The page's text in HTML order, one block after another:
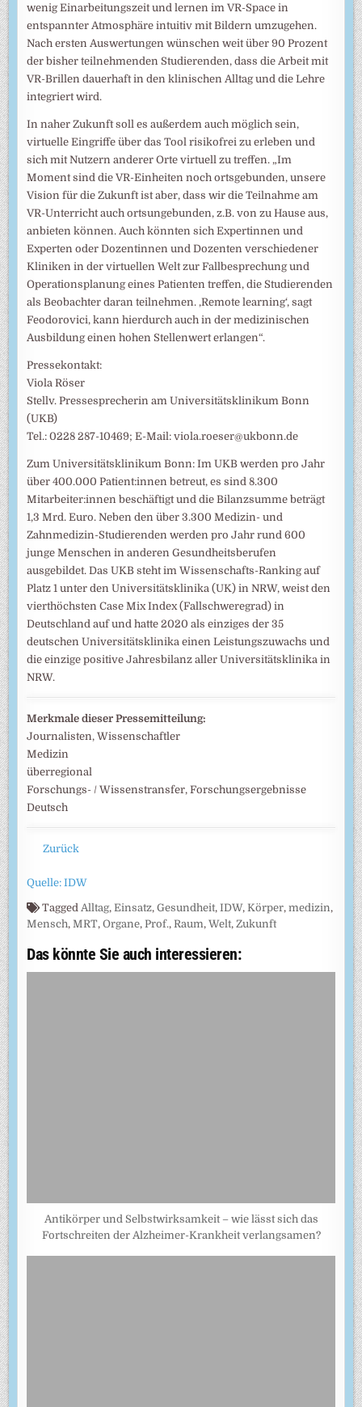
wenig Einarbeitungszeit und lernen im VR-Space in
entspannter Atmosphäre intuitiv mit Bildern umzugehen.
Nach ersten Auswertungen wünschen weit über 90 Prozent
der bisher teilnehmenden Studierenden, dass die Arbeit mit
VR-Brillen dauerhaft in den klinischen Alltag und die Lehre
integriert wird.
In naher Zukunft soll es außerdem auch möglich sein,
virtuelle Eingriffe über das Tool risikofrei zu erleben und
sich mit Nutzern anderer Orte virtuell zu treffen. „Im
Moment sind die VR-Einheiten noch ortsgebunden, unsere
Vision für die Zukunft ist aber, dass wir die Teilnahme am
VR-Unterricht auch ortsungebunden, z.B. von zu Hause aus,
anbieten können. Auch könnten sich Expertinnen und
Experten oder Dozentinnen und Dozenten verschiedener
Kliniken in der virtuellen Welt zur Fallbesprechung und
Operationsplanung eines Patienten treffen, die Studierenden
als Beobachter daran teilnehmen. ‚Remote learning‘, sagt
Feodorovici, kann hierdurch auch in der medizinischen
Ausbildung einen hohen Stellenwert erlangen“.
Pressekontakt:
Viola Röser
Stellv. Pressesprecherin am Universitätsklinikum Bonn
(UKB)
Tel.: 0228 287-10469; E-Mail: viola.roeser@ukbonn.de
Zum Universitätsklinikum Bonn: Im UKB werden pro Jahr
über 400.000 Patient:innen betreut, es sind 8.300
Mitarbeiter:innen beschäftigt und die Bilanzsumme beträgt
1,3 Mrd. Euro. Neben den über 3.300 Medizin- und
Zahnmedizin-Studierenden werden pro Jahr rund 600
junge Menschen in anderen Gesundheitsberufen
ausgebildet. Das UKB steht im Wissenschafts-Ranking auf
Platz 1 unter den Universitätsklinika (UK) in NRW, weist den
vierthöchsten Case Mix Index (Fallschweregrad) in
Deutschland auf und hatte 2020 als einziges der 35
deutschen Universitätsklinika einen Leistungszuwachs und
die einzige positive Jahresbilanz aller Universitätsklinika in
NRW.
Merkmale dieser Pressemitteilung:
Journalisten, Wissenschaftler
Medizin
überregional
Forschungs- / Wissenstransfer, Forschungsergebnisse
Deutsch
Zurück
Quelle: IDW
Tagged Alltag,Einsatz,Gesundheit,IDW,Körper,medizin,
Mensch, MRT,Organe, Prof., Raum,Welt, Zukunft
Das könnte Sie auch interessieren:
Antikörper und Selbstwirksamkeit – wie lässt sich das
Fortschreiten der Alzheimer-Krankheit verlangsamen?